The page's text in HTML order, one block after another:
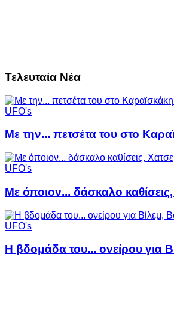
Τελευταία Νέα
UFO's
Με την... πετσέτα του στο
UFO's
Με όποιον... δάσκαλο καθίσεις,
UFO's
Η βδομάδα του... ονείρου για